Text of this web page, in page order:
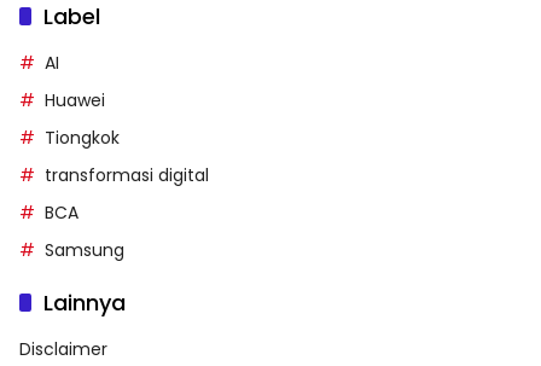
Label
AI
Huawei
Tiongkok
transformasi digital
BCA
Samsung
Lainnya
Disclaimer